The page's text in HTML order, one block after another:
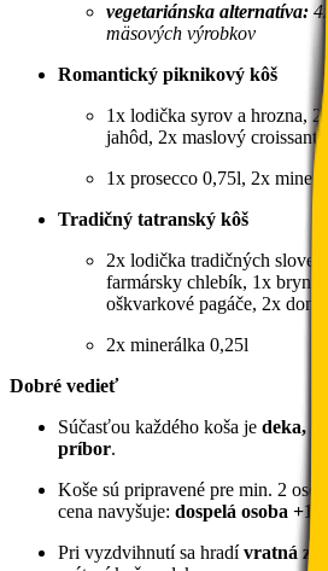
vegetariánska alternatíva:
mäsových výrobkov
Romantický piknikový kôš
1x lodička syrov a hrozna,
jahôd, 2x maslový croissant
1x prosecco 0,75l, 2x
Tradičný tatranský kôš
2x lodička tradičných
farmársky chlebík, 1x
oškvarkové pagáče, 2x
2x minerálka 0,25l
Dobré vedieť
Súčasťou každého koša je deka,
príbor.
Koše sú pripravené pre min. 2
cena navyšuje: dospelá osoba
Pri vyzdvihnutí sa hradívratná